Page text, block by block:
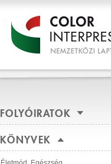
FOLYÓIRATOK
KÖNYVEK